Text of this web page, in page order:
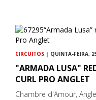
CIRCUITOS | QUINTA-FEIRA,
"ARMADA LUSA"
CURL PRO ANGLET
Chambre d'Amour,